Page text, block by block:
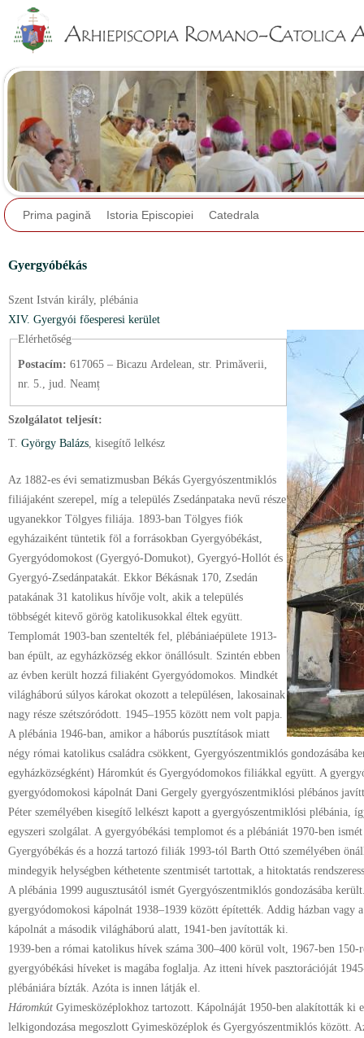
Prima pagină Istoria Episcopiei Catedrala
Gyergyóbékás
Szent István király, plébánia
XIV. Gyergyói főesperesi kerület
Elérhetőség
Postacím: 617065 – Bicazu Ardelean, str. Primăverii,
nr. 5., jud. Neamț
Szolgálatot teljesít:
T. György Balázs , kisegítő lelkész
Az 1882-es évi sematizmusban Békás Gyergyószentmiklós
filiájaként szerepel, míg a település Zsedánpataka nevű része
ugyanekkor Tölgyes filiája. 1893-ban Tölgyes fiók
egyházaiként tüntetik föl a forrásokban Gyergyóbékást,
Gyergyódomokost (Gyergyó-Domukot), Gyergyó-Hollót és
Gyergyó-Zsedánpatakát. Ekkor Békásnak 170, Zsedán
patakának 31 katolikus hívője volt, akik a település
többségét kitevő görög katolikusokkal éltek együtt.
Templomát 1903-ban szentelték fel, plébániaépülete 1913-
ban épült, az egyházközség ekkor önállósult. Szintén ebben
az évben került hozzá filiaként Gyergyódomokos. Mindkét
világháború súlyos károkat okozott a településen, lakosainak
nagy része szétszóródott. 1945–1955 között nem volt papja.
A plébánia 1946-ban, amikor a háborús pusztítások miatt
négy római katolikus családra csökkent, Gyergyószentmiklós gondozásába
egyházközségként) Háromkút és Gyergyódomokos filiákkal együtt. A
gyergyódomokosi kápolnát Dani Gergely gyergyószentmiklósi plébános
Péter személyében kisegítő lelkészt kapott a gyergyószentmiklósi plébánia,
egyszeri szolgálat. A gyergyóbékási templomot és a plébániát 1970-ben
Gyergyóbékás és a hozzá tartozó filiák 1993-tól Barth Ottó személyében
mindegyik helységben kéthetente szentmisét tartottak, a hitoktatás
A plébánia 1999 augusztusától ismét Gyergyószentmiklós gondozásába
gyergyódomokosi kápolnát 1938–1939 között építették. Addig házban vagy
kápolnát a második világháború alatt, 1941-ben javították ki.
1939-ben a római katolikus hívek száma 300–400 körül volt, 1967-ben 150-
gyergyóbékási híveket is magába foglalja. Az itteni hívek pasztorációját
plébániára bízták. Azóta is innen látják el.
Háromkút Gyimesközéplokhoz tartozott. Kápolnáját 1950-ben alakították ki
lelkigondozása megoszlott Gyimesközéplok és Gyergyószentmiklós között.